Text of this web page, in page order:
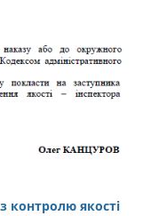
контролю якості